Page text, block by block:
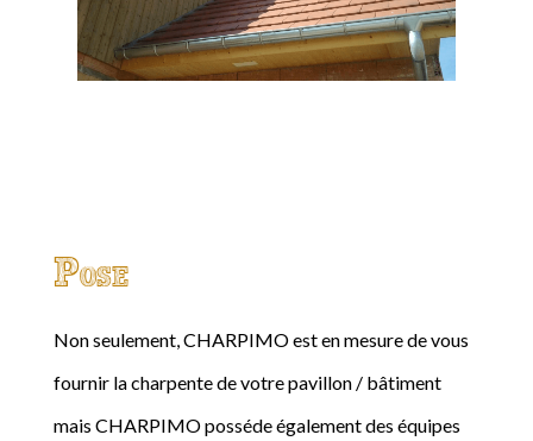
Pose
Non seulement, CHARPIMO est en mesure de vous
fournir la charpente de votre pavillon / bâtiment
mais CHARPIMO posséde également des équipes